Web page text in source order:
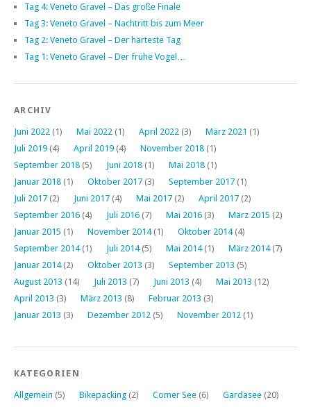
Tag 4: Veneto Gravel – Das große Finale
Tag 3: Veneto Gravel – Nachtritt bis zum Meer
Tag 2: Veneto Gravel – Der härteste Tag
Tag 1: Veneto Gravel – Der frühe Vogel…
ARCHIV
Juni 2022 (1) Mai 2022 (1) April 2022 (3) März 2021 (1)
Juli 2019 (4) April 2019 (4) November 2018 (1)
September 2018 (5) Juni 2018 (1) Mai 2018 (1)
Januar 2018 (1) Oktober 2017 (3) September 2017 (1)
Juli 2017 (2) Juni 2017 (4) Mai 2017 (2) April 2017 (2)
September 2016 (4) Juli 2016 (7) Mai 2016 (3) März 2015 (2)
Januar 2015 (1) November 2014(1) Oktober 2014(4)
September 2014(1) Juli 2014(5) Mai 2014(1) März 2014(7)
Januar 2014(2) Oktober 2013 (3) September 2013 (5)
August 2013 (14) Juli 2013 (7) Juni 2013 (4) Mai 2013 (12)
April 2013 (3) März 2013 (8) Februar 2013 (3)
Januar 2013 (3) Dezember 2012 (5) November 2012 (1)
KATEGORIEN
Allgemein (5) Bikepacking (2) Comer See (6) Gardasee (20)